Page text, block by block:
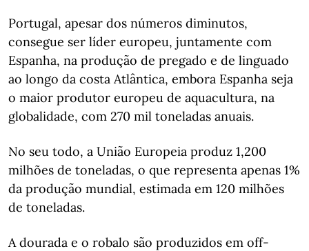
Portugal, apesar dos números diminutos,
consegue ser líder europeu, juntamente com
Espanha, na produção de pregado e de linguado
ao longo da costa Atlântica, embora Espanha seja
o maior produtor europeu de aquacultura, na
globalidade, com 270 mil toneladas anuais.
No seu todo, a União Europeia produz 1,200
milhões de toneladas, o que representa apenas 1%
da produção mundial, estimada em 120 milhões
de toneladas.
A dourada e o robalo são produzidos em off-